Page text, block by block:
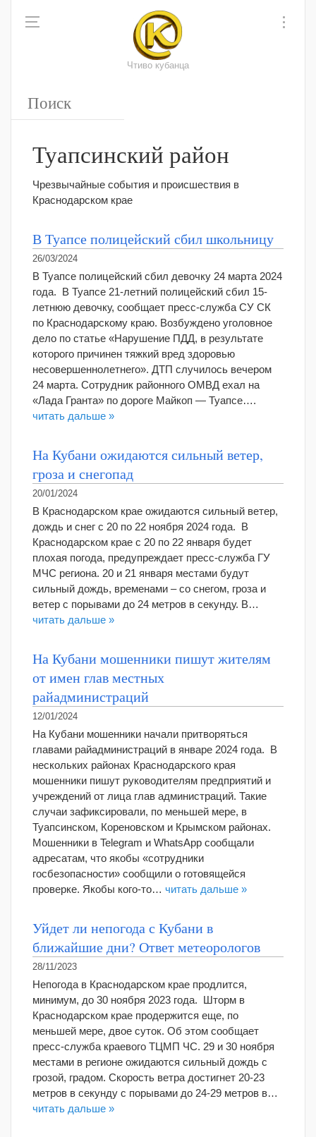
Чтиво кубанца
Туапсинский район
Чрезвычайные события и происшествия в
Краснодарском крае
В Туапсе полицейский сбил школьницу
26/03/2024
В Туапсе полицейский сбил девочку 24 марта 2024
года. В Туапсе 21-летний полицейский сбил 15-
летнюю девочку, сообщает пресс-служба СУ СК
по Краснодарскому краю. Возбуждено уголовное
дело по статье «Нарушение ПДД, в результате
которого причинен тяжкий вред здоровью
несовершеннолетнего». ДТП случилось вечером
24 марта. Сотрудник районного ОМВД ехал на
«Лада Гранта» по дороге Майкоп — Туапсе….
читать дальше »
На Кубани ожидаются сильный ветер,
гроза и снегопад
20/01/2024
В Краснодарском крае ожидаются сильный ветер,
дождь и снег с 20 по 22 ноября 2024 года. В
Краснодарском крае с 20 по 22 января будет
плохая погода, предупреждает пресс-служба ГУ
МЧС региона. 20 и 21 января местами будут
сильный дождь, временами – со снегом, гроза и
ветер с порывами до 24 метров в секунду. В…
читать дальше »
На Кубани мошенники пишут жителям
от имен глав местных
райадминистраций
12/01/2024
На Кубани мошенники начали притворяться
главами райадминистраций в январе 2024 года. В
нескольких районах Краснодарского края
мошенники пишут руководителям предприятий и
учреждений от лица глав администраций. Такие
случаи зафиксировали, по меньшей мере, в
Туапсинском, Кореновском и Крымском районах.
Мошенники в Telegram и WhatsApp сообщали
адресатам, что якобы «сотрудники
госбезопасности» сообщили о готовящейся
проверке. Якобы кого-то… читать дальше »
Уйдет ли непогода с Кубани в
ближайшие дни? Ответ метеорологов
28/11/2023
Непогода в Краснодарском крае продлится,
минимум, до 30 ноября 2023 года. Шторм в
Краснодарском крае продержится еще, по
меньшей мере, двое суток. Об этом сообщает
пресс-служба краевого ТЦМП ЧС. 29 и 30 ноября
местами в регионе ожидаются сильный дождь с
грозой, градом. Скорость ветра достигнет 20-23
метров в секунду с порывами до 24-29 метров в…
читать дальше »